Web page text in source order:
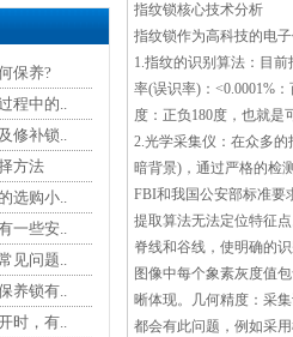
保养?
程中的..
修补锁..
方法
选购小..
一些安..
见问题..
养锁有..
时，有..
指纹锁核心技术分析
指纹锁作为高科技的电
1.指纹的识别算法：目
率(误识率)：<0.0001%
度：正负180度，也就是
2.光学采集仪：在众多
暗背景)，通过严格的检
FBI和我国公安部标准要
提取算法无法定位特征
脊线和谷线，使明确的
图像中每个象素灰度值
晰体现。几何精度：采
都会有此问题，例如采